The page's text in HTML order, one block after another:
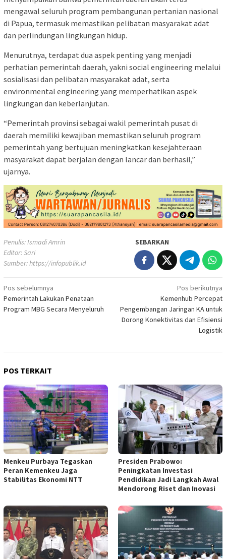
mengawal seluruh program pembangunan pertanian nasional
di Papua, termasuk memastikan pelibatan masyarakat adat
dan perlindungan lingkungan hidup.
Menurutnya, terdapat dua aspek penting yang menjadi
perhatian pemerintah daerah, yakni social engineering melalui
sosialisasi dan pelibatan masyarakat adat, serta
environmental engineering yang memperhatikan aspek
lingkungan dan keberlanjutan.
“Pemerintah provinsi sebagai wakil pemerintah pusat di
daerah memiliki kewajiban memastikan seluruh program
pemerintah yang bertujuan meningkatkan kesejahteraan
masyarakat dapat berjalan dengan lancar dan berhasil,”
ujarnya.
Penulis: Ismadi Amrin
Editor: Sari
Sumber:https://infopublik.id
SEBARKAN
Navigasi
pos
Pos sebelumnya
Pemerintah Lakukan Penataan
Program MBG Secara Menyeluruh
Pos berikutnya
Kemenhub Percepat
Pengembangan Jaringan KA untuk
Dorong Konektivitas dan Efisiensi
Logistik
POS TERKAIT
Menkeu Purbaya Tegaskan
Peran Kemenkeu Jaga
Stabilitas Ekonomi NTT
Presiden Prabowo:
Peningkatan Investasi
Pendidikan Jadi Langkah Awal
Mendorong Riset dan Inovasi